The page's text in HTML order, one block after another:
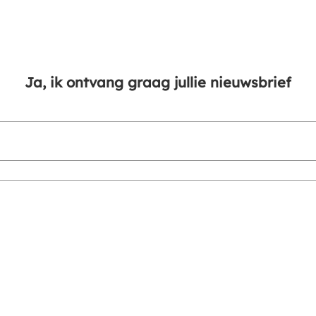
Ja, ik ontvang graag jullie nieuwsbrief